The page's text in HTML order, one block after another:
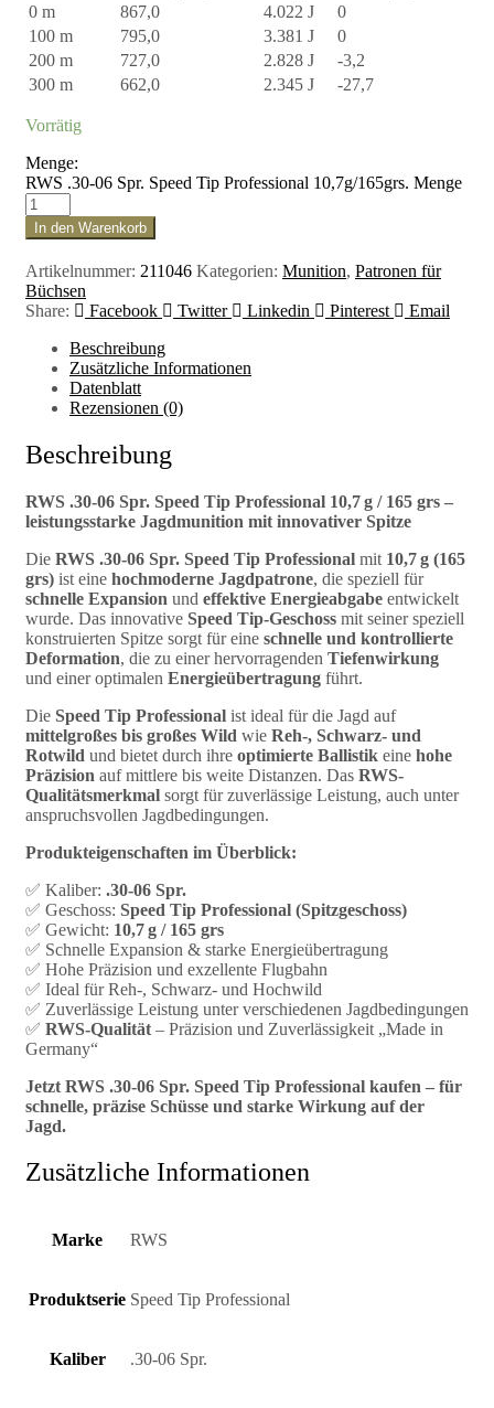
0 m
867,0 4.022 J
0
100 m
795,0 3.381 J
0
200 m
727,0 2.828 J
-3,2
300 m
662,0 2.345 J -27,7
Vorrätig
Menge:
RWS .30-06 Spr. Speed Tip Professional 10,7g/165grs. Menge
In den Warenkorb
Artikelnummer: 211046 Kategorien: Munition, Patronen für
Büchsen
Share:
Facebook Twitter Linkedin Pinterest
Email
Beschreibung
Zusätzliche Informationen
Datenblatt
Rezensionen (0)
Beschreibung
RWS .30-06 Spr. Speed Tip Professional 10,7 g / 165 grs –
leistungsstarke Jagdmunition mit innovativer Spitze
Die RWS .30-06 Spr. Speed Tip Professional mit 10,7 g (165
grs) ist eine hochmoderne Jagdpatrone, die speziell für
schnelle Expansion und effektive Energieabgabe entwickelt
wurde. Das innovative Speed Tip-Geschoss mit seiner speziell
konstruierten Spitze sorgt für eine schnelle und kontrollierte
Deformation, die zu einer hervorragenden Tiefenwirkung
und einer optimalen Energieübertragung führt.
Die Speed Tip Professional ist ideal für die Jagd auf
mittelgroßes bis großes Wild wie Reh-, Schwarz- und
Rotwild und bietet durch ihre optimierte Ballistik eine hohe
Präzision auf mittlere bis weite Distanzen. Das RWS-
Qualitätsmerkmal sorgt für zuverlässige Leistung, auch unter
anspruchsvollen Jagdbedingungen.
Produkteigenschaften im Überblick:
✅ Kaliber: .30-06 Spr.
✅ Geschoss: Speed Tip Professional (Spitzgeschoss)
✅ Gewicht: 10,7 g / 165 grs
✅ Schnelle Expansion & starke Energieübertragung
✅ Hohe Präzision und exzellente Flugbahn
✅ Ideal für Reh-, Schwarz- und Hochwild
✅ Zuverlässige Leistung unter verschiedenen Jagdbedingungen
✅ RWS-Qualität – Präzision und Zuverlässigkeit „Made in
Germany“
Jetzt RWS .30-06 Spr. Speed Tip Professional kaufen – für
schnelle, präzise Schüsse und starke Wirkung auf der
Jagd.
Zusätzliche Informationen
Marke RWS
Produktserie Speed Tip Professional
Kaliber .30-06 Spr.